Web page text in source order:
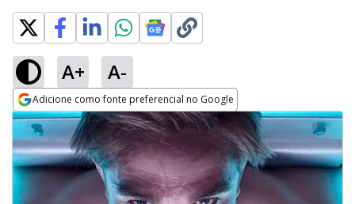
A+ A-
Adicione como fonte preferencial no Google
Opens in new window